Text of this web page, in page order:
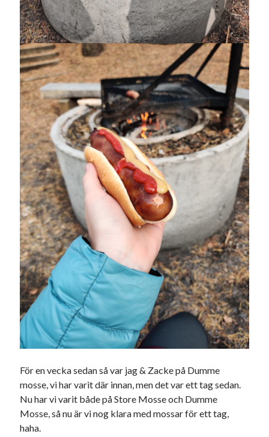
januari 2025
december 2024
november 2024
oktober 2024
september 2024
augusti 2024
juli 2024
juni 2024
maj 2024
april 2024
mars 2024
februari 2024
januari 2024
december 2023
november 2023
oktober 2023
september 2023
augusti 2023
juli 2023
juni 2023
maj 2023
april 2023
mars 2023
februari 2023
januari 2023
oktober 2022
augusti 2022
För en vecka sedan så var jag & Zacke på Dumme
mosse, vi har varit där innan, men det var ett tag sedan.
Nu har vi varit både på Store Mosse och Dumme
Mosse, så nu är vi nog klara med mossar för ett tag,
haha.